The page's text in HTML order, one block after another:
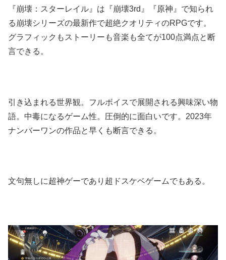
『崩壊：スターレイル』は『崩壊3rd』『原神』で知られ
る崩壊シリーズの最新作で超絶クオリティのRPGです。
グラフィックもストーリーも音楽も全てが100点満点と断
言できる。
引き込まれる世界観。フルボイスで展開される興味深い物
語。中毒になるゲーム性。圧倒的に面白いです。2023年
ナンバーワンの作品と早くも断言できる。
文句無しに超神ゲーであり超ドスケベゲームでもある。